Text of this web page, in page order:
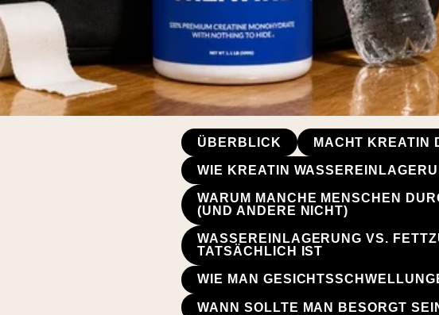
ÜBERBLICK MACHT KREATIN
WIE KREATIN
WARUM MANCHE MENSCHEN
(UND ANDERE NICHT)
WASSEREINLAGERUNG VS.
TATSÄCHLICH IST
WIE MAN
WANN SOLLTE MAN BESORGT